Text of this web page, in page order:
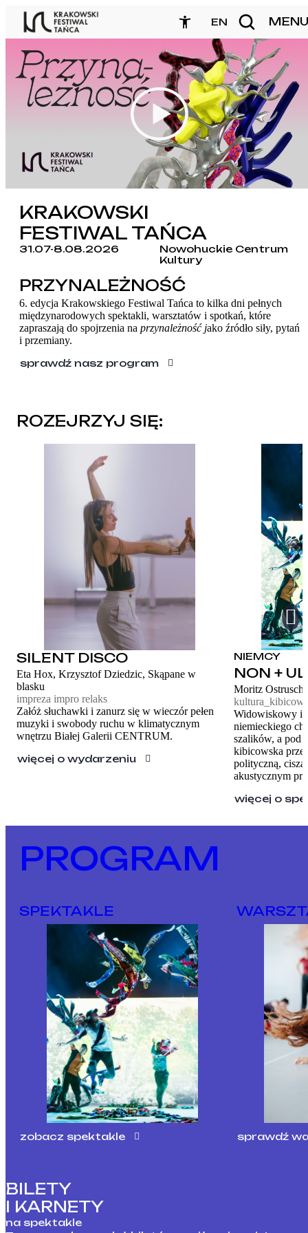
Przejdź
treści
zamknij
WARSZTATY
O FESTIWALU
KONTAKT
EN
EN MENU
KRAKOWSKI
FESTIWAL TAŃCA
31.07-8.08.2026
Nowohuckie Centrum
Kultury
PRZYNALEŻNOŚĆ
6. edycja Krakowskiego Festiwal Tańca to kilka dni pełnych
międzynarodowych spektakli, warsztatów i spotkań, które
zapraszają do spojrzenia na przynależność jako źródło siły, pytań
i przemiany.
sprawdź nasz program
ROZEJRZYJ SIĘ:
SILENT DISCO
Eta Hox, Krzysztof Dziedzic, Skąpane w
blasku
impreza impro relaks
Załóż słuchawki i zanurz się w wieczór pełen
muzyki i swobody ruchu w klimatycznym
wnętrzu Białej Galerii CENTRUM.
więcej o wydarzeniu
NIEMCY
NON +
Moritz
Widowiskowy i
niemieckiego
szalików, a pod
kibicowska
polityczną,
akustycznym
więcej o
PROGRAM
SPEKTAKLE
zobacz spektakle sprawdź
BILETY
I KARNETY
na spektakle